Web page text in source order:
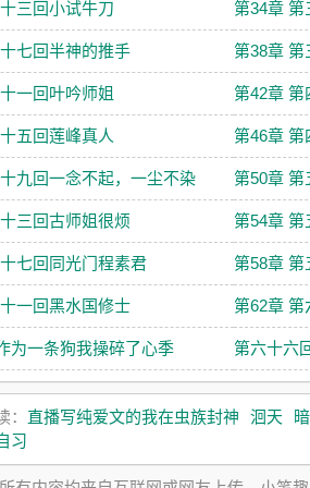
三回小试牛刀 第34章
七回半神的推手 第38章
一回叶吟师姐 第42章
五回莲峰真人 第46章
九回一念不起，一尘不染 第50章
三回古师姐很烦 第54章
七回同光门程素君 第58章
一回黑水国修士 第62章
为一条狗我操碎了心季 第六十六
直播写纯爱文的我在虫族封神 洄天
习